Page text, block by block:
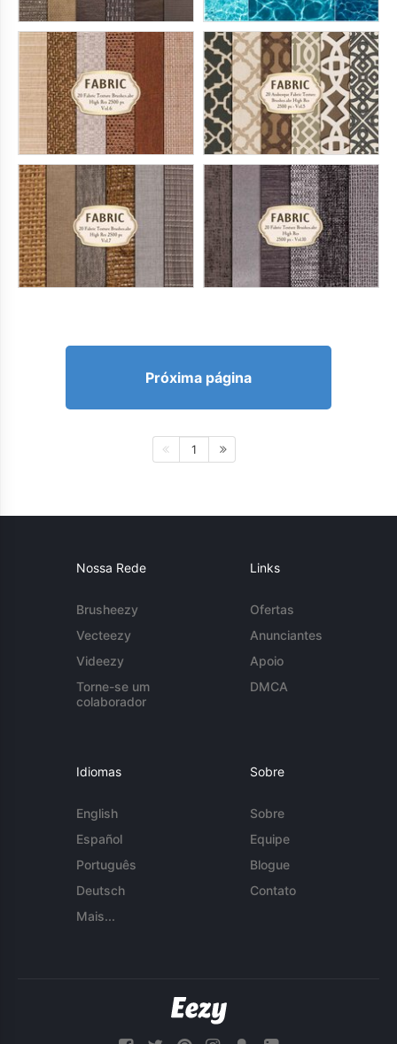
Próxima página
1
Nossa Rede
Brusheezy
Vecteezy
Videezy
Torne-se um
colaborador
Links
Ofertas
Anunciantes
Apoio
DMCA
Idiomas
English
Español
Português
Deutsch
Mais...
Sobre
Sobre
Equipe
Blogue
Contato